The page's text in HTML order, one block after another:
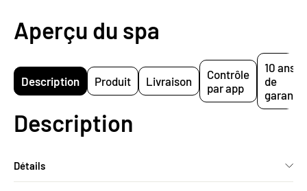
Aperçu du spa
Description Produit Livraison
Contrôle
par app
10 ans
de
garantie
Description
Détails